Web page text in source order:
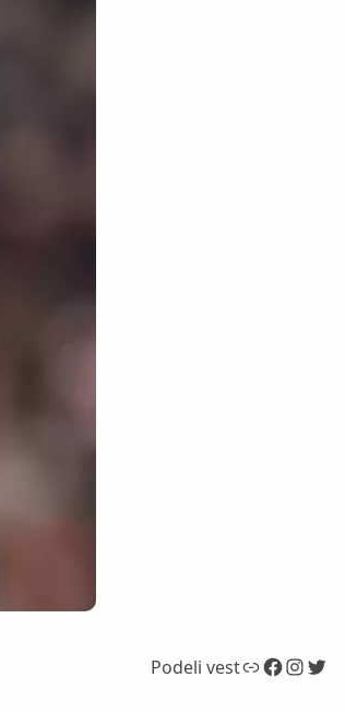
Podeli vestLink Facebook InstagramTwitter